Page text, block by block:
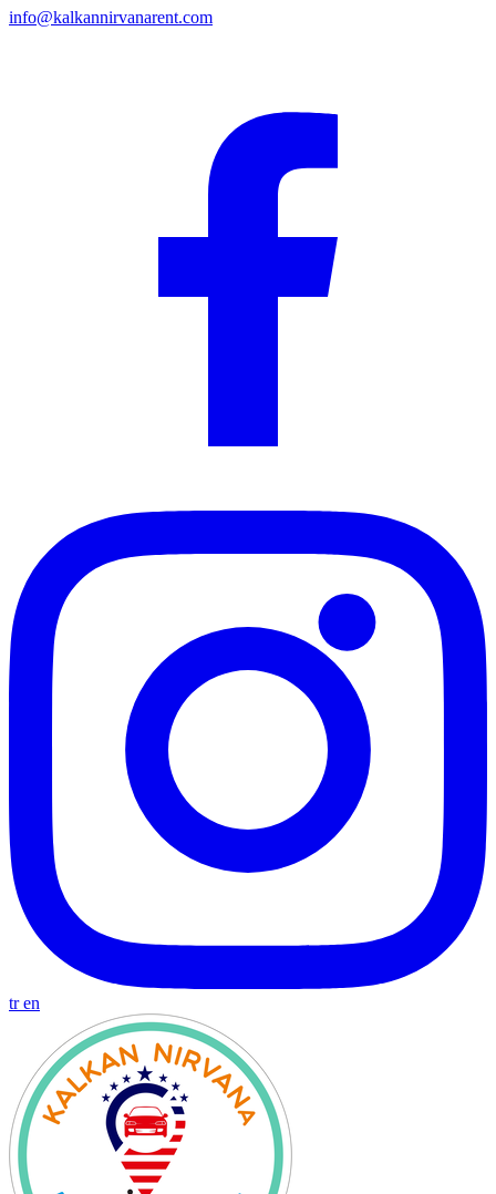
info@kalkannirvanarent.com
tren